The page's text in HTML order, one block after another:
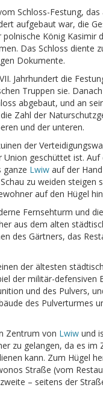
Schloss-Festung,
aufgebaut war, die
König Kasimir
Das Schloss diente
Dokumente.
Jahrhundert die
Truppen sie.
abgebaut, und an
Zahl der
und der unteren.
der
Union geschüttet ist.
Lwiw auf der
zu weiden
auf den Hügel
Fernsehturm und
aus dem alten
des Gärtners, das
der ältesten
der militär-defensiven
und des Pulvers,
des Pulverturmes
Zentrum von Lwiw und
zu gelangen, da es
kann. Zum Hügel
Straße (vom
– seitens der